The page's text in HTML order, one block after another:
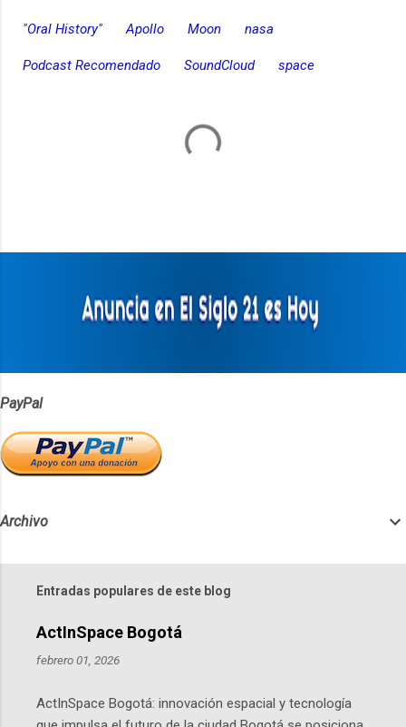
"Oral History" Apollo Moon nasa
Podcast Recomendado SoundCloud space
PayPal
Archivo
Entradas populares de este blog
ActInSpace Bogotá
febrero 01, 2026
ActInSpace Bogotá: innovación espacial y tecnología